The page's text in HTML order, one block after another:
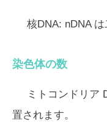
核DNA: nDNA は
染色体の数
ミトコンドリア
置されます。